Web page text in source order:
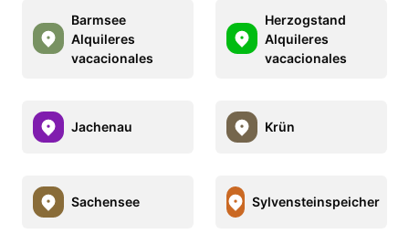
Barmsee
Alquileres
vacacionales
Herzogstand
Alquileres
vacacionales
Jachenau Krün
Sachensee Sylvensteinspeicher